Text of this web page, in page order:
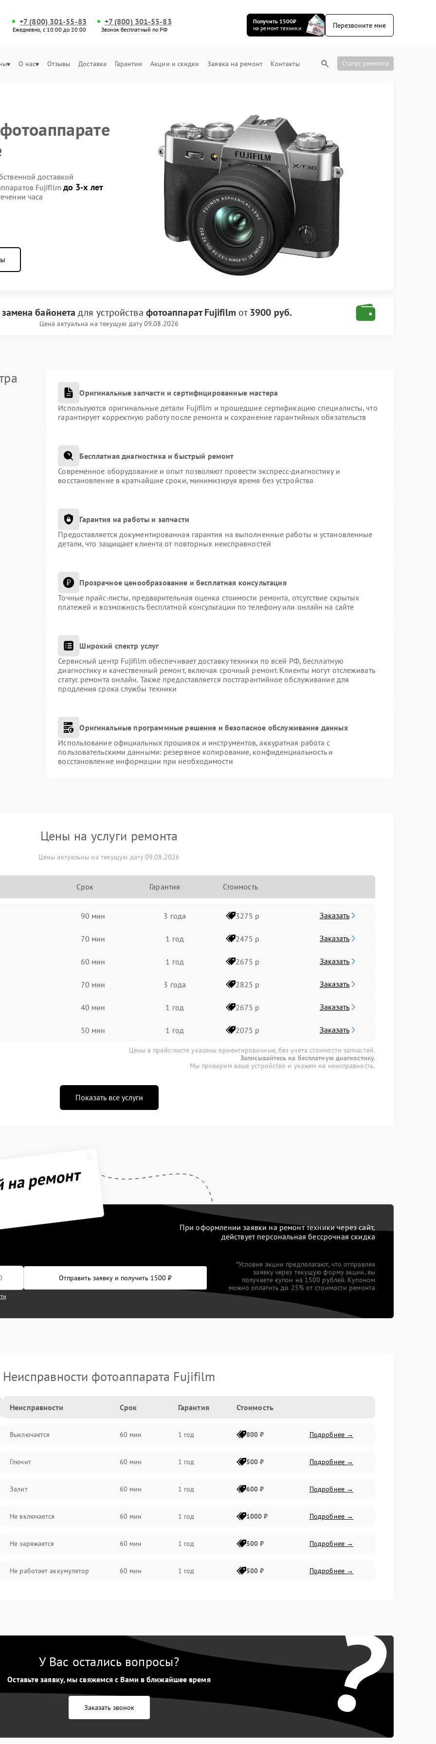
+7 (800) 301-55-83
Ежедневно, с 10:00 до 20:00
+7 (800) 301-55-83
Звонок бесплатный по РФ
Получить 1500₽
на ремонт техники
Перезвоните мне
О нас Отзывы Доставка Гарантии Акции и скидки Заявка на ремонт Контакты Статус ремонта
доставкой
Fujifilm до 3-х лет
часа
замена байонета для устройства фотоаппарат Fujifilm от3900 руб.
Цена актуальна на текущую дату 09.08.2026
Оригинальные запчасти и сертифицированные мастера
Используются оригинальные детали Fujifilm и прошедшие сертификацию специалисты, что
гарантирует корректную работу после ремонта и сохранение гарантийных обязательств
Бесплатная диагностика и быстрый ремонт
Современное оборудование и опыт позволяют провести экспресс-диагностику и
восстановление в кратчайшие сроки, минимизируя время без устройства
Гарантия на работы и запчасти
Предоставляется документированная гарантия на выполненные работы и установленные
детали, что защищает клиента от повторных неисправностей
Прозрачное ценообразование и бесплатная консультация
Точные прайс-листы, предварительная оценка стоимости ремонта, отсутствие скрытых
платежей и возможность бесплатной консультации по телефону или онлайн на сайте
Широкий спектр услуг
Сервисный центр Fujifilm обеспечивает доставку техники по всей РФ, бесплатную
диагностику и качественный ремонт, включая срочный ремонт. Клиенты могут отслеживать
статус ремонта онлайн. Также предоставляется постгарантийное обслуживание для
продления срока службы техники
Оригинальные программные решение и безопасное обслуживание данных
Использование официальных прошивок и инструментов, аккуратная работа с
пользовательскими данными: резервное копирование, конфиденциальность и
восстановление информации при необходимости
Цены на услуги ремонта
Цены актуальны на текущую дату 09.08.2026
Срок Гарантия Стоимость
90 мин 3 года 3275 р Заказать
70 мин 1 год 2475 р Заказать
60 мин 1 год 2675 р Заказать
70 мин 3 года 2825 р Заказать
40 мин 1 год 2675 р Заказать
50 мин 1 год 2075 р Заказать
Цены в прайс-листе указаны ориентировочные, без учета стоимости запчастей.
Записывайтесь на бесплатную диагностику.
Мы проверим ваше устройство и укажем на неисправность.
Показать все услуги
ремонт
При оформлении заявки на ремонт техники через сайт,
действует персональная бессрочная скидка
Отправить заявку и получить 1500 ₽
*Условия акции предполагают, что отправляя
заявку через текущую форму акции, вы
получаете купон на 1500 рублей. Купоном
можно оплатить до 25% от стоимости ремонта
Неисправности фотоаппарата Fujifilm
Неисправности Срок Гарантия Стоимость
Выключается 60 мин 1 год 800 ₽ Подробнее →
Глючит 60 мин 1 год 500 ₽ Подробнее →
Залит 60 мин 1 год 600 ₽ Подробнее →
Не включается 60 мин 1 год 1000 ₽ Подробнее →
Не заряжается 60 мин 1 год 500 ₽ Подробнее →
Не работает аккумулятор 60 мин 1 год 500 ₽ Подробнее →
?
У Вас остались вопросы?
Оставьте заявку, мы свяжемся с Вами в ближайшее время
Заказать звонок